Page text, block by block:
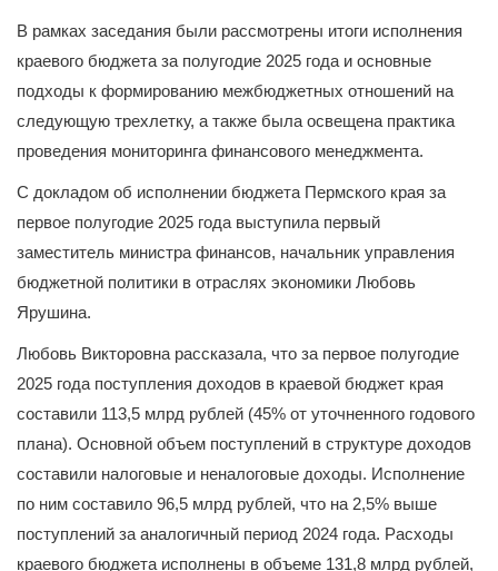
В рамках заседания были рассмотрены итоги исполнения
краевого бюджета за полугодие 2025 года и основные
подходы к формированию межбюджетных отношений на
следующую трехлетку, а также была освещена практика
проведения мониторинга финансового менеджмента.
С докладом об исполнении бюджета Пермского края за
первое полугодие 2025 года выступила первый
заместитель министра финансов, начальник управления
бюджетной политики в отраслях экономики Любовь
Ярушина.
Любовь Викторовна рассказала, что за первое полугодие
2025 года поступления доходов в краевой бюджет края
составили 113,5 млрд рублей (45% от уточненного годового
плана). Основной объем поступлений в структуре доходов
составили налоговые и неналоговые доходы. Исполнение
по ним составило 96,5 млрд рублей, что на 2,5% выше
поступлений за аналогичный период 2024 года. Расходы
краевого бюджета исполнены в объеме 131,8 млрд рублей,